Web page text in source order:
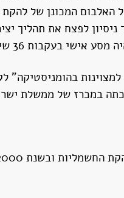
את הדלת" (2017) חזר אל
ניסיון לפצח את תהליך
בהומניסטיקה"
במכרז של ממשלת